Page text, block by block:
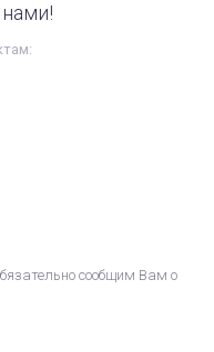
сообщим Вам о